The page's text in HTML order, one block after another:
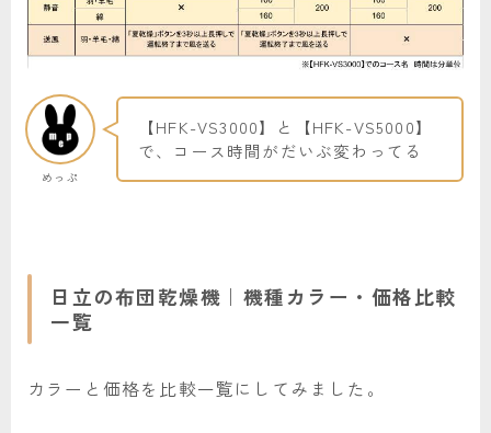
めっぷ
【HFK-VS3000】と【HFK-VS5000】
で、コース時間がだいぶ変わってる
日立の布団乾燥機｜機種カラー・価格比較
一覧
カラーと価格を比較一覧にしてみました。